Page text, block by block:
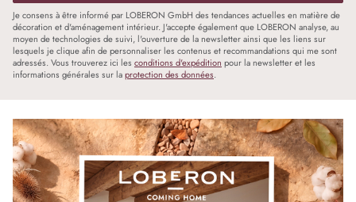
Je consens à être informé par LOBERON GmbH des tendances actuelles en matière de
décoration et d'aménagement intérieur. J'accepte également que LOBERON analyse, au
moyen de technologies de suivi, l'ouverture de la newsletter ainsi que les liens sur
lesquels je clique afin de personnaliser les contenus et recommandations qui me sont
adressés. Vous trouverez ici les conditions d'expédition pour la newsletter et les
informations générales sur laprotection des données.